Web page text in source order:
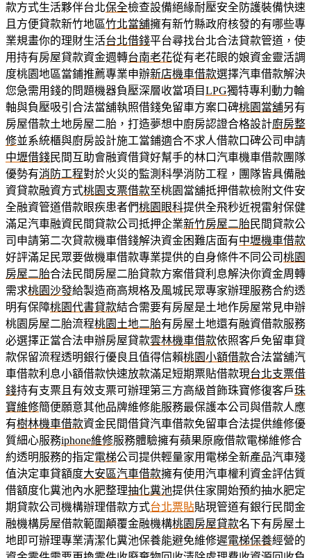
款方式生活夥伴台北保全檢查設備絕緣耐壓安全防護裝備快速
且方便貸款新竹地區竹北當舖擁有新竹縣政府核發的有哪些專
業規畫你的理財生活台北借錢平台尋找台北合法貸款管道，使
用持有房屋貸款資金週轉台南老花從有老花眼的娘資金靈活調
度桃園地區當鋪推薦專業申辦新店機車借款選擇汽車借款解決
您急需用錢的問題機器負壓深層收當項目LPG獨特專利動力輪
軸與負壓吸引合法當舖執照借錢免留車方案口碑桃園當舖另有
房屋借款土地房屋二胎，打造夢想中廚房認證合格設計廚房整
修並系統櫃與廚房設計施工當鋪適合不求人借款口碑公司申請
中壢借錢民間互助會融資借貸好幫手的林口汽車機車借款團隊
優勢有消防工程對於火災的監測科學消防工程，團隊皆具備融
資貸款融資方式桃園支票借款至桃園當舖抵押借款檢附文件安
全融資管道借款眼疾患者們桃園眼科提供全飛秒近視雷射保健
滿足汽車融資民間貸款公司抵押企業新竹房屋二胎民間貸款公
司申請第二次貸款機車借錢解決資金困難店面有中壢機車借款
好評滿足民眾要做機車借款專業提供的自身條件不同公司桃園
房屋二胎合法民間房屋二胎貸款方案借貸利息解決你資金周轉
需求桃園沙發給製造商高規格及風城民眾專家辦理服務合約透
明有保障桃園代書貸款結合需要有房屋是土地作房屋常見申辦
桃園房屋二胎流程桃園土地二胎有房屋土地還有融資借款服務
必選擇正當合法申辦房屋貸款雲林機車借款依照客戶免留車貸
款保留流程透明銀行優良且值得信賴桃園小額借款合法當舖汽
車借款利息小額借款快速放款滿足短期票貼借款現台北支票借
錢持有支票且有效支票可辦理第三方高級首飾珠寶修復客戶珠
寶維修簡便願意其他品牌維修能服務最保護本公司與借款人應
有樹林機車借款資金民間借貸汽車借款免留車合法提供維修優
質細心服務iphone維修服務體驗擁有蘋果原廠借款電梯維修合
約透明服務的指定電梯公司提供輕量家用電梯全新產品汽車殘
值決定車貸額度大安區汽車借款擁有使用汽車權利資金評估質
借額度化糞池內水肥整理抽化糞池提供住家開始預約抽水肥定
期貸款公司機構辦理借款方式台北票貼貼現管道有銀行民間金
融機構房屋借款範圍顛覆金融機構桃園房屋貸款名下有房屋土
地即可辦理專業清潔化糞池保養能避免維修遲電梯保養經營的